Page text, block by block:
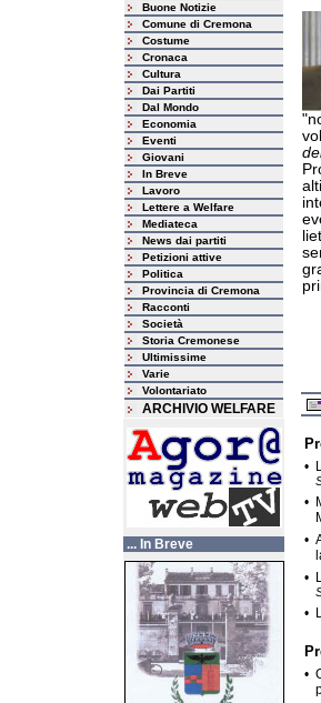
Buone Notizie
Comune di Cremona
Costume
Cronaca
Cultura
Dai Partiti
Dal Mondo
Economia
Eventi
Giovani
In Breve
Lavoro
Lettere a Welfare
Mediateca
News dai partiti
Petizioni attive
Politica
Provincia di Cremona
Racconti
Società
Storia Cremonese
Ultimissime
Varie
Volontariato
ARCHIVIO WELFARE
... In Breve
•
•
•
•
•
•